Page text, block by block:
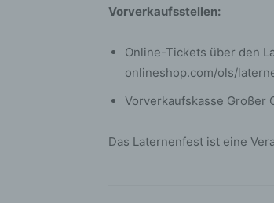
Vorverkaufsstellen:
Online-Tickets über den
onlineshop.com/ols/
Vorverkaufskasse Großer
Das Laternenfest ist eine